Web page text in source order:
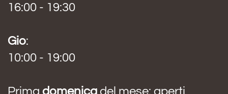
16:00 - 19:30
Gio:
10:00 - 19:00
Prima domenica del mese: aperti